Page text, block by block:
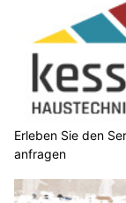
Erleben Sie den
anfragen